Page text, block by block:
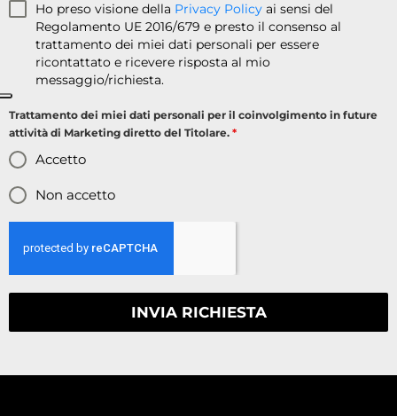
Ho preso visione della Privacy Policy ai sensi del
Regolamento UE 2016/679 e presto il consenso al
trattamento dei miei dati personali per essere
ricontattato e ricevere risposta al mio
messaggio/richiesta.
Trattamento dei miei dati personali per il coinvolgimento in future
attività di Marketing diretto del Titolare. *
Accetto
Non accetto
INVIA RICHIESTA